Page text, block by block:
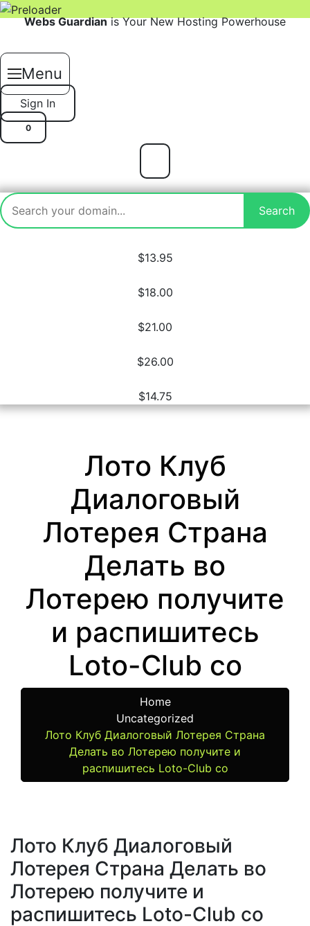
Skip
content
Webs Guardianis Your New Hosting Powerhouse
Menu
Sign In
0
$13.95
$18.00
$21.00
$26.00
$14.75
Лото Клуб
Диалоговый
Лотерея Страна
Делать во
Лотерею получите
и распишитесь
Loto-Club co
Home
Uncategorized
Лото Клуб Диалоговый Лотерея Страна
Делать во Лотерею получите и
распишитесь Loto-Club co
Лото Клуб Диалоговый
Лотерея Страна Делать во
Лотерею получите и
распишитесь Loto-Club co